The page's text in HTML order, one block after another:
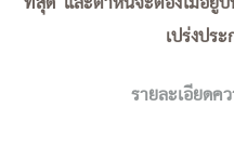
ที่สุด และตำหนิจะต้องไม่อยู่
เปร่งประ
รายละเอียดค